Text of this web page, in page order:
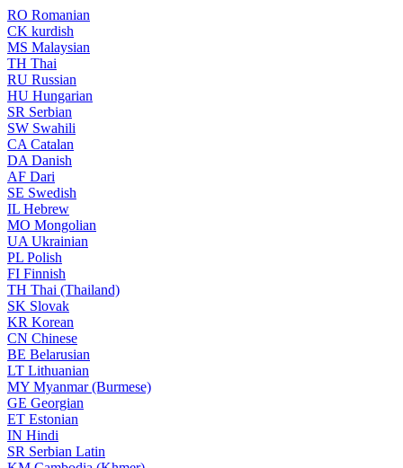
RO Romanian
CK kurdish
MS Malaysian
TH Thai
RU Russian
HU Hungarian
SR Serbian
SW Swahili
CA Catalan
DA Danish
AF Dari
SE Swedish
IL Hebrew
MO Mongolian
UA Ukrainian
PL Polish
FI Finnish
TH Thai (Thailand)
SK Slovak
KR Korean
CN Chinese
BE Belarusian
LT Lithuanian
MY Myanmar (Burmese)
GE Georgian
ET Estonian
IN Hindi
SR Serbian Latin